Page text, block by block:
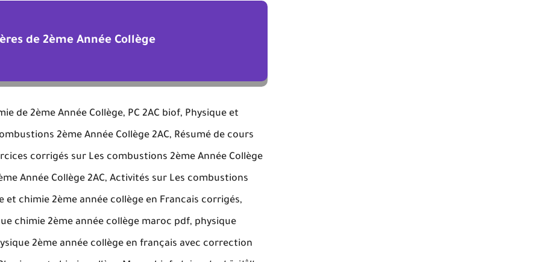
de 2ème Année Collège
de 2ème Année Collège, PC 2AC biof, Physique et
2ème Année Collège 2AC, Résumé de cours
corrigés sur Les combustions 2ème Année Collège
Année Collège 2AC, Activités sur Les combustions
et chimie 2ème année collège en Francais corrigés,
chimie 2ème année collège maroc pdf, physique
2ème année collège en français avec correction